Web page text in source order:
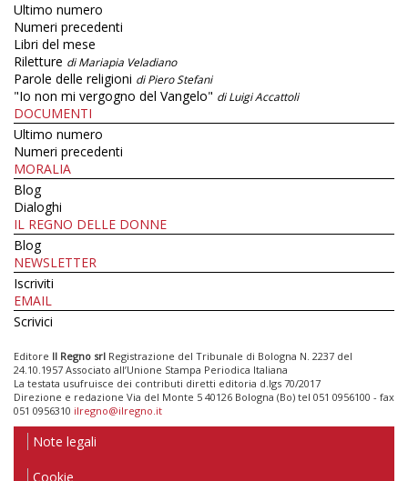
Ultimo numero
Numeri precedenti
Libri del mese
Riletture di Mariapia Veladiano
Parole delle religioni di Piero Stefani
"Io non mi vergogno del Vangelo" di Luigi Accattoli
DOCUMENTI
Ultimo numero
Numeri precedenti
MORALIA
Blog
Dialoghi
IL REGNO DELLE DONNE
Blog
NEWSLETTER
Iscriviti
EMAIL
Scrivici
Editore Il Regno srl Registrazione del Tribunale di Bologna N. 2237 del
24.10.1957 Associato all’Unione Stampa Periodica Italiana
La testata usufruisce dei contributi diretti editoria d.lgs 70/2017
Direzione e redazione Via del Monte 5 40126 Bologna (Bo) tel 051 0956100 - fax
051 0956310 ilregno@ilregno.it
Note legali
Cookie